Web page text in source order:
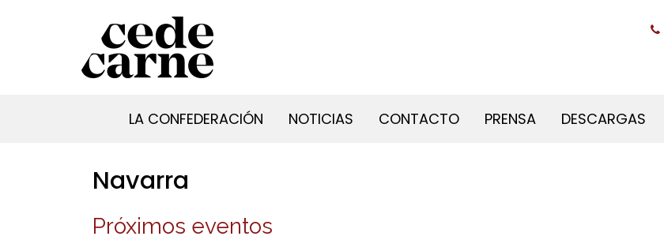
LA CONFEDERACIÓN NOTICIAS CONTACTO PRENSA DESCARGAS
Navarra
Próximos eventos